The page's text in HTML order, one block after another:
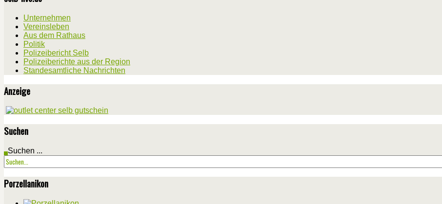
Unternehmen
Vereinsleben
Aus dem Rathaus
Politik
Polizeibericht Selb
Polizeiberichte aus der Region
Standesamtliche Nachrichten
Anzeige
Suchen
Suchen ...
Porzellanikon